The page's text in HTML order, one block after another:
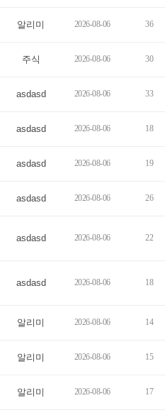
알리미 2026-08-06 36
주식 2026-08-06 30
asdasd 2026-08-06 33
asdasd 2026-08-06 18
asdasd 2026-08-06 19
asdasd 2026-08-06 26
asdasd 2026-08-06 22
asdasd 2026-08-06 18
알리미 2026-08-06 14
알리미 2026-08-06 15
알리미 2026-08-06 17